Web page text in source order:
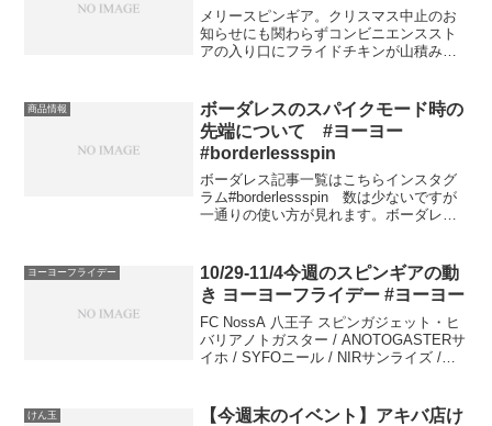
メリースピンギア。クリスマス中止のお
知らせにも関わらずコンビニエンススト
アの入り口にフライドチキンが山積みで
止のお知らせの本質を見失ってはいけま
せん。というわけでヨーヨ...
商品情報
ボーダレスのスパイクモード時の
先端について #ヨーヨー
#borderlessspin
ボーダレス記事一覧はこちらインスタグ
ラム#borderlessspin 数は少ないですが
一通りの使い方が見れます。ボーダレス
と、返しがないのでスルッと落ちてしま
うことを避...
ヨーヨーフライデー
10/29-11/4今週のスピンギアの動
き ヨーヨーフライデー #ヨーヨー
FC NossA 八王子 スピンガジェット・ヒ
バリアノトガスター / ANOTOGASTERサ
イホ / SYFOニール / NIRサンライズ /
けん玉
【今週末のイベント】アキバ店け